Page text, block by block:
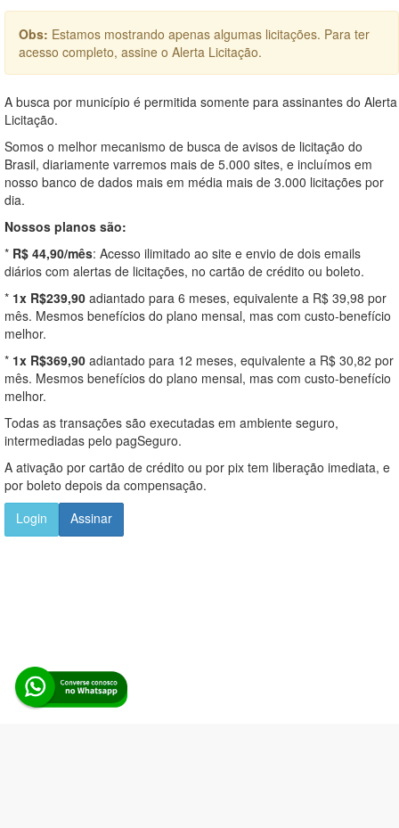
Obs: Estamos mostrando apenas algumas licitações. Para ter
acesso completo, assine o Alerta Licitação.
A busca por município é permitida somente para assinantes do Alerta
Licitação.
Somos o melhor mecanismo de busca de avisos de licitação do
Brasil, diariamente varremos mais de 5.000 sites, e incluímos em
nosso banco de dados mais em média mais de 3.000 licitações por
dia.
Nossos planos são:
* R$ 44,90/mês: Acesso ilimitado ao site e envio de dois emails
diários com alertas de licitações, no cartão de crédito ou boleto.
* 1x R$239,90 adiantado para 6 meses, equivalente a R$ 39,98 por
mês. Mesmos benefícios do plano mensal, mas com custo-benefício
melhor.
* 1x R$369,90 adiantado para 12 meses, equivalente a R$ 30,82 por
mês. Mesmos benefícios do plano mensal, mas com custo-benefício
melhor.
Todas as transações são executadas em ambiente seguro,
intermediadas pelo pagSeguro.
A ativação por cartão de crédito ou por pix tem liberação imediata, e
por boleto depois da compensação.
Login
Assinar